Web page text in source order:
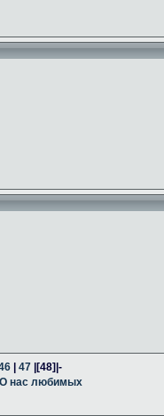
| 47 |[48]|-
нас любимых